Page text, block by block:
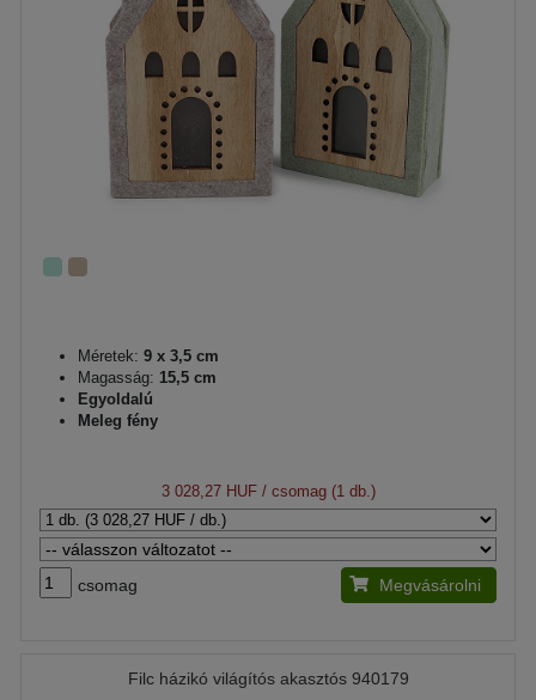
Méretek: 9 x 3,5 cm
Magasság: 15,5 cm
Egyoldalú
Meleg fény
3 028,27 HUF/ csomag (1 db.)
csomag Megvásárolni
Filc házikó világítós akasztós 940179